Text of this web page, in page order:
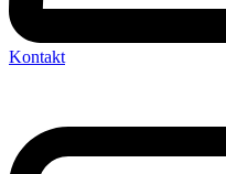
Kontakt